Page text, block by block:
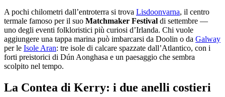
A pochi chilometri dall’entroterra si trova Lisdoonvarna, il centro
termale famoso per il suo Matchmaker Festival di settembre —
uno degli eventi folkloristici più curiosi d’Irlanda. Chi vuole
aggiungere una tappa marina può imbarcarsi da Doolin o da Galway
per le Isole Aran: tre isole di calcare spazzate dall’Atlantico, con i
forti preistorici di Dún Aonghasa e un paesaggio che sembra
scolpito nel tempo.
La Contea di Kerry: i due anelli costieri